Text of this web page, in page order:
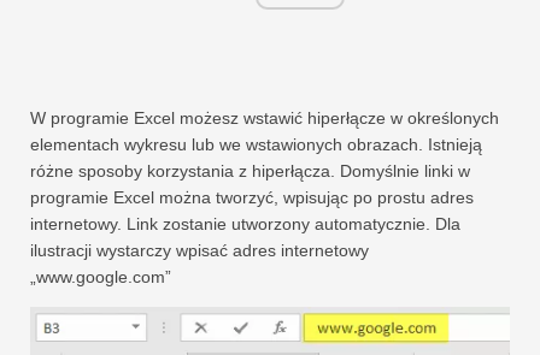
W programie Excel możesz wstawić hiperłącze w określonych
elementach wykresu lub we wstawionych obrazach. Istnieją
różne sposoby korzystania z hiperłącza. Domyślnie linki w
programie Excel można tworzyć, wpisując po prostu adres
internetowy. Link zostanie utworzony automatycznie. Dla
ilustracji wystarczy wpisać adres internetowy
„www.google.com”